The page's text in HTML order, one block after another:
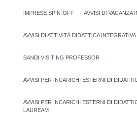
IMPRESE SPIN-OFF AVVISI DI VACANZA
AVVISI DI ATTIVITÀ DIDATTICA INTEGRATIVA
BANDI VISITING PROFESSOR
AVVISI PER INCARICHI ESTERNI DI
AVVISI PER INCARICHI ESTERNI DI
LAUREAM